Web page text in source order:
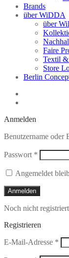
Brands
über WiDDA
über
Faire
Textil &
Store
Berlin
Anmelden
Benutzername oder
Passwort *
Angemeldet
Anmelden
Noch nicht
Registrieren
E-Mail-Adresse *